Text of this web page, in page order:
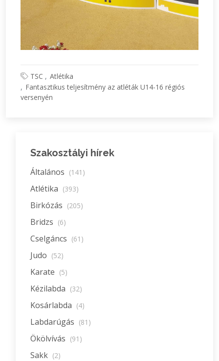
TSC
Atlétika
Fantasztikus teljesítmény az atléták U14-16 régiós
versenyén
Szakosztályi hírek
Általános (141)
Atlétika (393)
Birkózás (205)
Bridzs (6)
Cselgáncs (61)
Judo (52)
Karate (5)
Kézilabda (32)
Kosárlabda (4)
Labdarúgás (81)
Ökölvívás (91)
Sakk (2)